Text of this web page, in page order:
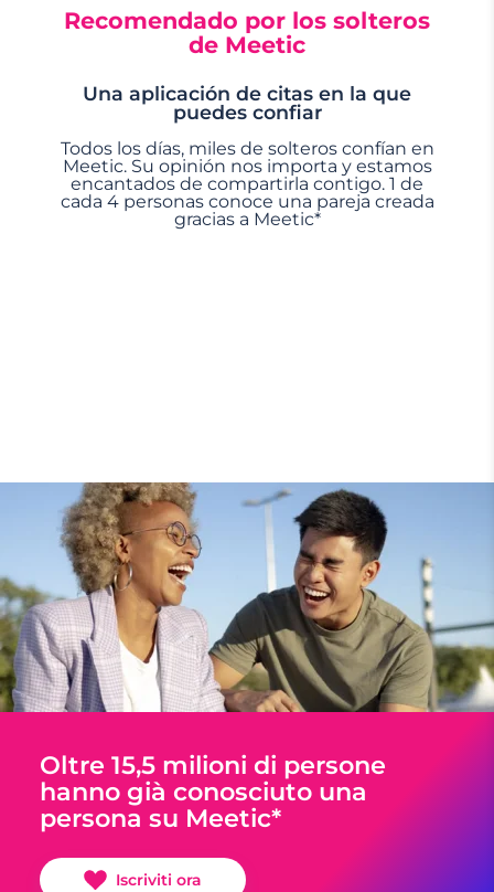
Recomendado por los solteros
de Meetic
Una aplicación de citas en la que
puedes confiar
Todos los días, miles de solteros confían en
Meetic. Su opinión nos importa y estamos
encantados de compartirla contigo. 1 de
cada 4 personas conoce una pareja creada
gracias a Meetic*
Oltre 15,5 milioni di persone
hanno già conosciuto una
persona su Meetic*
Iscriviti ora